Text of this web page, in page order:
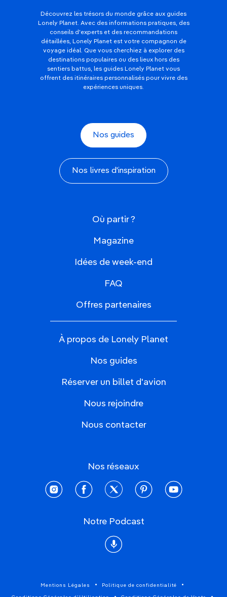
Découvrez les trésors du monde grâce aux guides
Lonely Planet. Avec des informations pratiques, des
conseils d'experts et des recommandations
détaillées, Lonely Planet est votre compagnon de
voyage idéal. Que vous cherchiez à explorer des
destinations populaires ou des lieux hors des
sentiers battus, les guides Lonely Planet vous
offrent des itinéraires personnalisés pour vivre des
expériences uniques.
Nos guides
Nos livres d'inspiration
Où partir ?
Magazine
Idées de week-end
FAQ
Offres partenaires
À propos de Lonely Planet
Nos guides
Réserver un billet d'avion
Nous rejoindre
Nous contacter
Nos réseaux
instagramfacebooktwitter pinterestyoutube
Notre Podcast
Podcast
Mentions Légales Politique de confidentialité